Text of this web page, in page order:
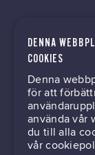
kontor@gil.se
031-63 64 80
Box 24061
DENNA
COOKIES
Denna
för att
använda vår
du till alla
vår